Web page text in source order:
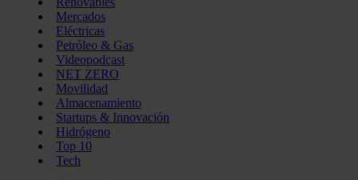
Mercados
Eléctricas
Petróleo & Gas
Videopodcast
NET ZERO
Movilidad
Almacenamiento
Startups & Innovación
Hidrógeno
Top 10
Tech